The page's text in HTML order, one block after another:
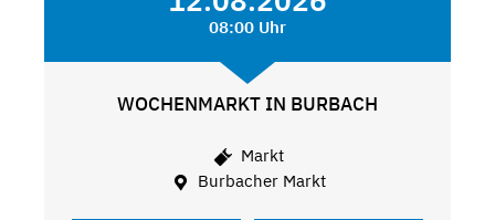
08:00 Uhr
WOCHENMARKT IN BURBACH
Markt
Burbacher Markt